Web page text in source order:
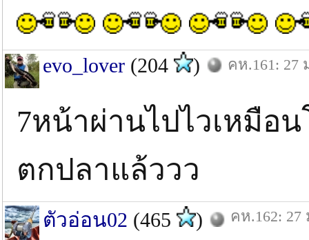
evo_lover (204 ) คห.161: 27
7หน้าผ่านไปไวเหมือ
ตกปลาแล้ววว
ตัวอ่อน02 (465 ) คห.162: 27